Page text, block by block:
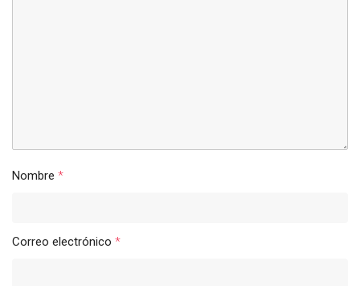
Nombre *
Correo electrónico *